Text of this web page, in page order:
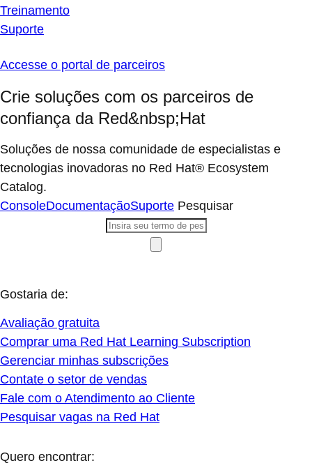
Treinamento
Suporte
Accesse o portal de parceiros
Crie soluções com os parceiros de
confiança da Red&nbsp;Hat
Soluções de nossa comunidade de especialistas e
tecnologias inovadoras no Red Hat® Ecosystem
Catalog.
ConsoleDocumentaçãoSuporte Pesquisar
Gostaria de:
Avaliação gratuita
Comprar uma Red Hat Learning Subscription
Gerenciar minhas subscrições
Contate o setor de vendas
Fale com o Atendimento ao Cliente
Pesquisar vagas na Red Hat
Quero encontrar: